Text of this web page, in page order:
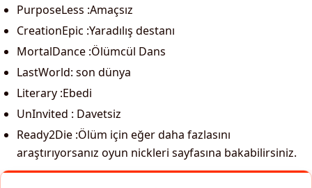
PurposeLess :Amaçsız
CreationEpic :Yaradılış destanı
MortalDance :Ölümcül Dans
LastWorld: son dünya
Literary :Ebedi
UnInvited : Davetsiz
Ready2Die :Ölüm için eğer daha fazlasını
araştırıyorsanız oyun nickleri sayfasına bakabilirsiniz.